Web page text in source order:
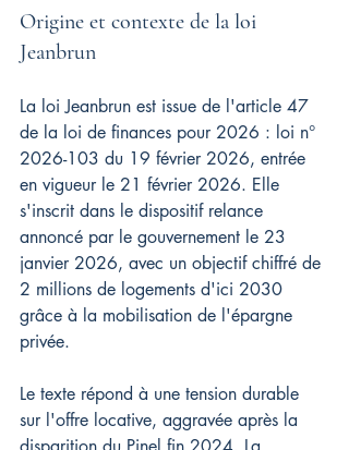
Origine et contexte de la loi
Jeanbrun
La loi Jeanbrun est issue de l'article 47
de la loi de finances pour 2026 : loi n°
2026-103 du 19 février 2026, entrée
en vigueur le 21 février 2026. Elle
s'inscrit dans le dispositif relance
annoncé par le gouvernement le 23
janvier 2026, avec un objectif chiffré de
2 millions de logements d'ici 2030
grâce à la mobilisation de l'épargne
privée.
Le texte répond à une tension durable
sur l'offre locative, aggravée après la